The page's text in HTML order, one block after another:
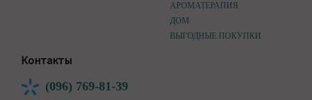
АРОМАТЕРАПИЯ
ДОМ
ВЫГОДНЫЕ ПОКУПКИ
Контакты
(096) 769-81-39